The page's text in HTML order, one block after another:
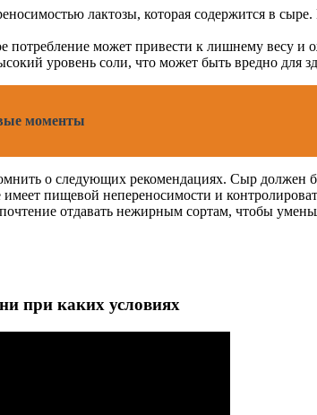
лактозы, которая содержится в
потребление может привести к лишнему весу и
уровень соли, что может быть вредно для
моменты
о следующих рекомендациях. Сыр должен
пищевой непереносимости и
отдавать нежирным сортам, чтобы
при каких условиях